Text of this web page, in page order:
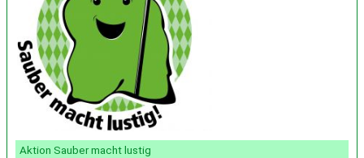
Aktion Sauber macht lustig